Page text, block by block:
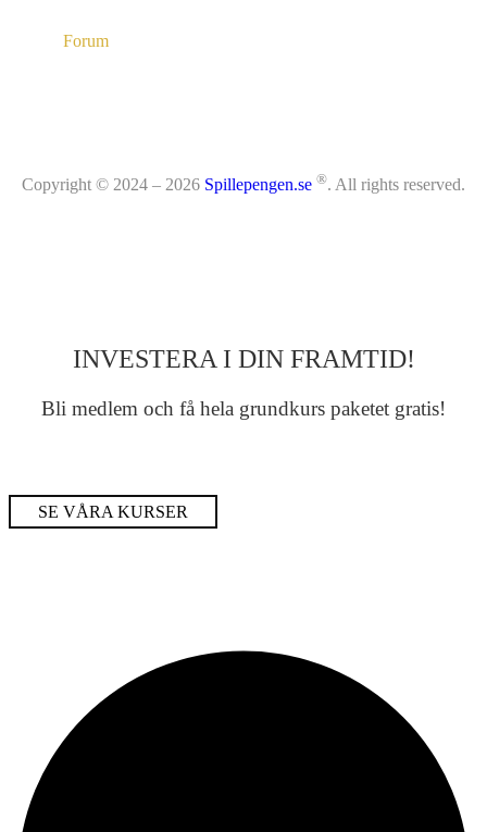
Forum
Copyright © 2024 – 2026 Spillepengen.se ®. All rights reserved.
INVESTERA I DIN FRAMTID!
Bli medlem och få hela grundkurs paketet gratis!
SE VÅRA KURSER